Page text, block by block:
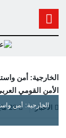
الخارجية: أمن
الأمن القومي
الاخبار 26 مايو 2026
الخارجية: أمن